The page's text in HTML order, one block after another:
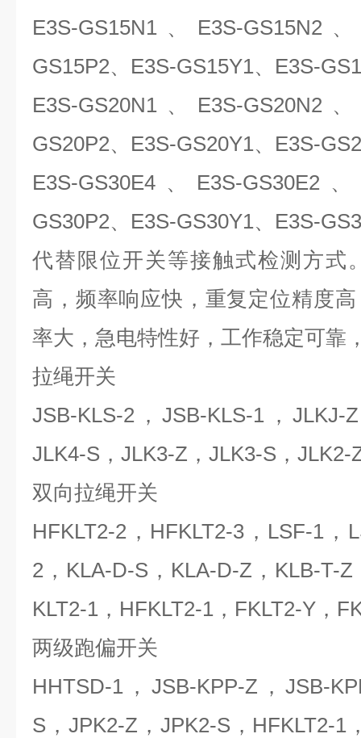
E3S-GS15N1 、E3S-GS15N2
GS15P2、E3S-GS15Y1、E3S-
E3S-GS20N1 、E3S-GS20N2
GS20P2、E3S-GS20Y1、E3S-
E3S-GS30E4 、E3S-GS30E2
GS30P2、E3S-GS30Y1、E3S-
代替限位开关等接触式检测方式
高，频率响应快，重复定位精度
率大，急电特性好，工作稳定可靠
拉绳开关
JSB-KLS-2，JSB-KLS-1，JLKJ-
JLK4-S，JLK3-Z，JLK3-S，JLK2-
双向拉绳开关
HFKLT2-2，HFKLT2-3，LSF-1，
2，KLA-D-S，KLA-D-Z，KLB-T-
KLT2-1，HFKLT2-1，FKLT2-Y，
两级跑偏开关
HHTSD-1，JSB-KPP-Z，JSB-
S，JPK2-Z，JPK2-S，HFKLT2-1